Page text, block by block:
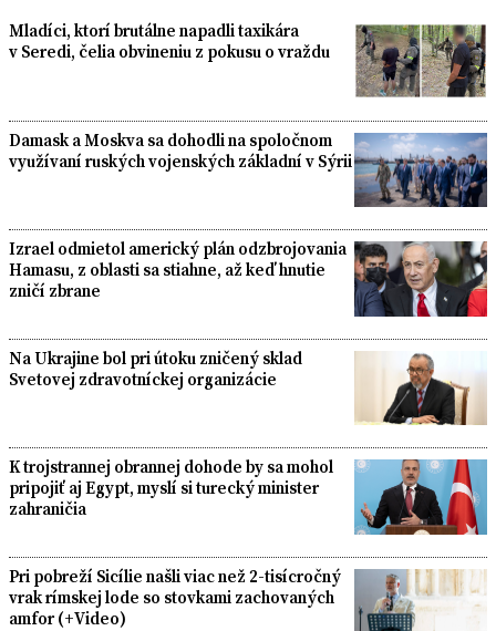
Mladíci, ktorí brutálne napadli taxikára
v Seredi, čelia obvineniu z pokusu o vraždu
Damask a Moskva sa dohodli na spoločnom
využívaní ruských vojenských základní v Sýrii
Izrael odmietol americký plán odzbrojovania
Hamasu, z oblasti sa stiahne, až keď hnutie
zničí zbrane
Na Ukrajine bol pri útoku zničený sklad
Svetovej zdravotníckej organizácie
K trojstrannej obrannej dohode by sa mohol
pripojiť aj Egypt, myslí si turecký minister
zahraničia
Pri pobreží Sicílie našli viac než 2-tisícročný
vrak rímskej lode so stovkami zachovaných
amfor (+Video)